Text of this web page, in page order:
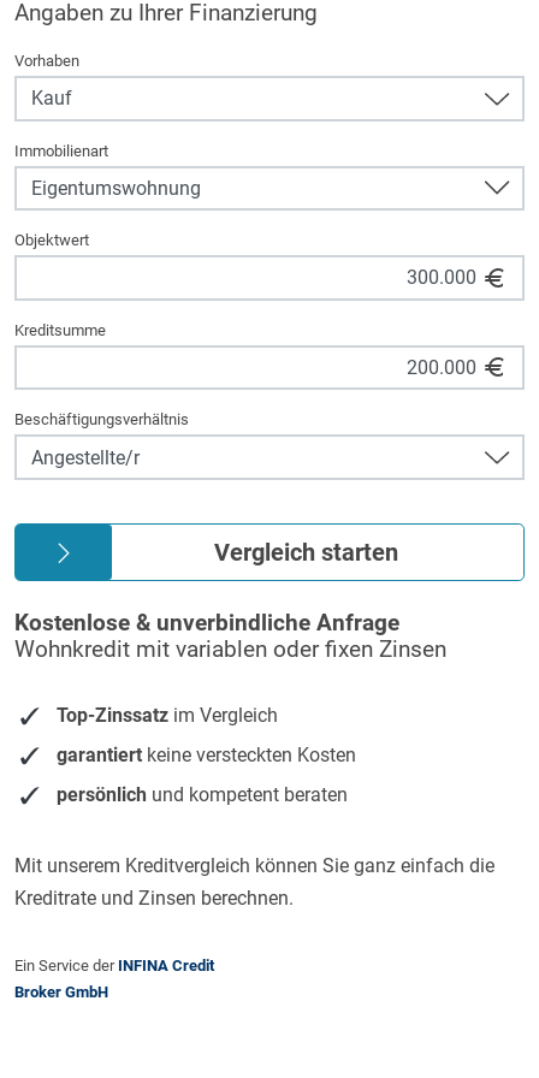
Angaben zu Ihrer Finanzierung
Vorhaben
Immobilienart
Objektwert
Kreditsumme
Beschäftigungsverhältnis
Vergleich starten
Kostenlose & unverbindliche Anfrage
Wohnkredit mit variablen oder fixen Zinsen
Top-Zinssatz im Vergleich
garantiert keine versteckten Kosten
persönlich und kompetent beraten
Mit unserem Kreditvergleich können Sie ganz einfach die
Kreditrate und Zinsen berechnen.
Ein Service der INFINA Credit
Broker GmbH